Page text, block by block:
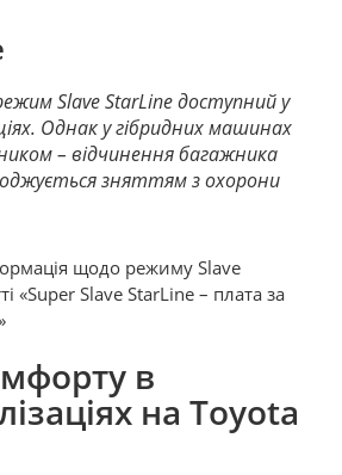
Slave StarLine доступний у
Однак у гібридних машинах
– відчинення багажника
зняттям з охорони
щодо режиму Slave
«Super Slave StarLine – плата за
в
на Toyota